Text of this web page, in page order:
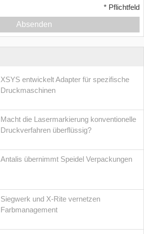
* Pflichtfeld
Absenden
XSYS entwickelt Adapter für spezifische
Druckmaschinen
Macht die Lasermarkierung konventionelle
Druckverfahren überflüssig?
Antalis übernimmt Speidel Verpackungen
Siegwerk und X-Rite vernetzen
Farbmanagement